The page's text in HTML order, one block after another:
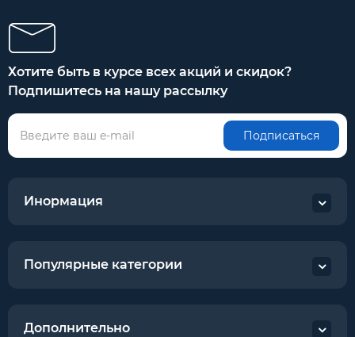
Хотите быть в курсе всех акций и скидок?
Подпишитесь на нашу рассылку
Подписаться
Инормация
Популярные категории
Дополнительно